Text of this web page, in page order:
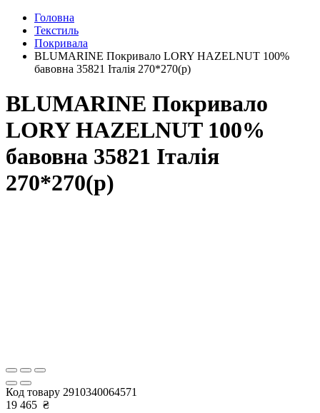
Головна
Текстиль
Покривала
BLUMARINE Покривало LORY HAZELNUT 100%
бавовна 35821 Італія 270*270(р)
BLUMARINE Покривало
LORY HAZELNUT 100%
бавовна 35821 Італія
270*270(р)
Код товару 2910340064571
19 465 ₴